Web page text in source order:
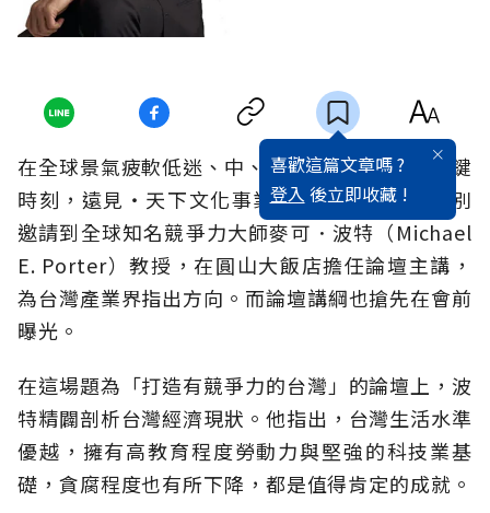
喜歡這篇文章嗎 ?
登入 後立即收藏 !
在全球景氣疲軟低迷、中、韓經濟交相威脅的關鍵
時刻，遠見‧天下文化事業群10月24日上午特別
邀請到全球知名競爭力大師麥可．波特（Michael
E. Porter）教授，在圓山大飯店擔任論壇主講，
為台灣產業界指出方向。而論壇講綱也搶先在會前
曝光。
在這場題為「打造有競爭力的台灣」的論壇上，波
特精闢剖析台灣經濟現狀。他指出，台灣生活水準
優越，擁有高教育程度勞動力與堅強的科技業基
礎，貪腐程度也有所下降，都是值得肯定的成就。